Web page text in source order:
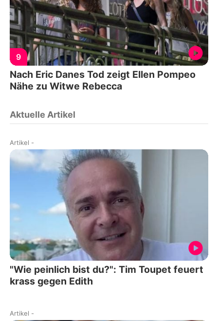
9
Nach Eric Danes Tod zeigt Ellen Pompeo
Nähe zu Witwe Rebecca
Aktuelle Artikel
Artikel -
"Wie peinlich bist du?": Tim Toupet feuert
krass gegen Edith
Artikel -